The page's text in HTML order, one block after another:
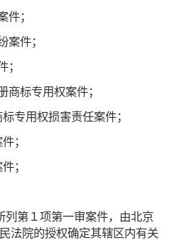
件；
案件；
；
商标专用权案件；
专用权损害责任案件；
；
；
列第１项第一审案件，由北京
法院的授权确定其辖区内有关